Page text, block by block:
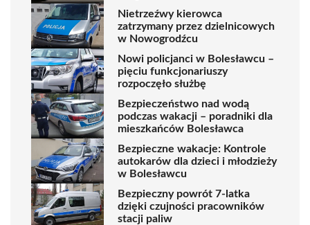
Nietrzeźwy kierowca
zatrzymany przez dzielnicowych
w Nowogrodźcu
Nowi policjanci w Bolesławcu –
pięciu funkcjonariuszy
rozpoczęło służbę
Bezpieczeństwo nad wodą
podczas wakacji – poradniki dla
mieszkańców Bolesławca
Bezpieczne wakacje: Kontrole
autokarów dla dzieci i młodzieży
w Bolesławcu
Bezpieczny powrót 7-latka
dzięki czujności pracowników
stacji paliw